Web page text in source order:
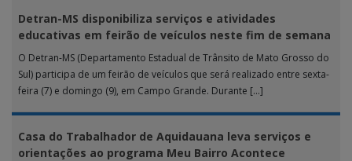
Detran-MS disponibiliza serviços e atividades
educativas em feirão de veículos neste fim de semana
O Detran-MS (Departamento Estadual de Trânsito de Mato Grosso do
Sul) participa de um feirão de veículos que será realizado entre sexta-
feira (7) e domingo (9), em Campo Grande. Durante […]
Casa do Trabalhador de Aquidauana leva serviços e
orientações ao programa Meu Bairro Acontece